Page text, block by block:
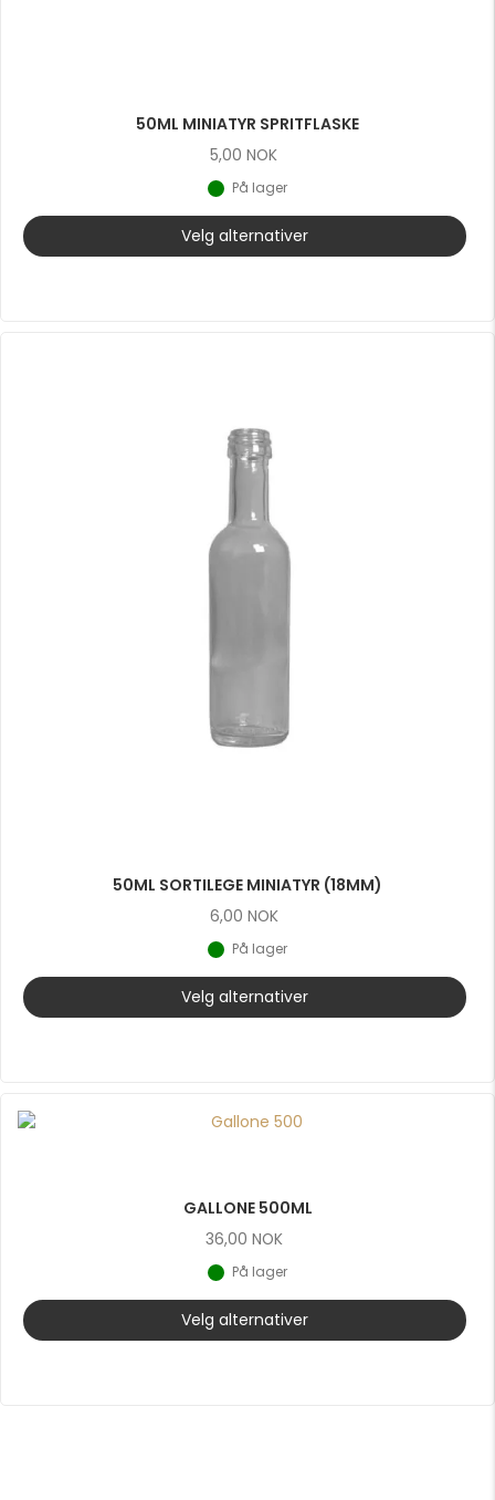
50ML MINIATYR SPRITFLASKE
5,00 NOK
På lager
Velg alternativer
50ML SORTILEGE MINIATYR (18MM)
6,00 NOK
På lager
Velg alternativer
GALLONE 500ML
36,00 NOK
På lager
Velg alternativer